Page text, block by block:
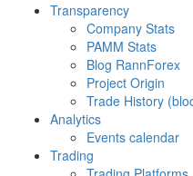
Transparency
Company Stats
PAMM Stats
Blog RannForex
Project Origin
Trade History
Analytics
Events calendar
Trading